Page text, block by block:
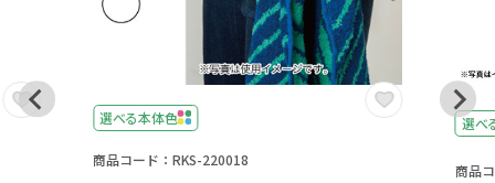
選べる本体色
商品コード：RKS-220018
選べ
商品